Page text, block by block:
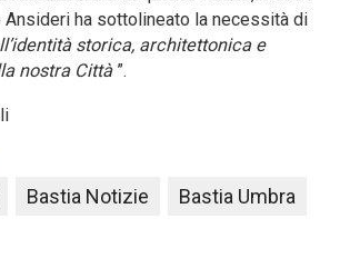
Ansideri ha sottolineato la necessità di
storica, architettonica e
nostra Città”.
Bastia Notizie Bastia Umbra